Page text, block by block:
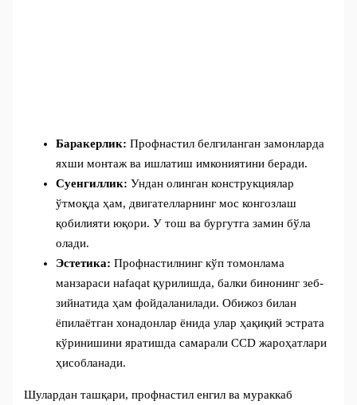
Баракерлик: Профнастил белгиланган замонларда
яхши монтаж ва ишлатиш имкониятини беради.
Суенгиллик: Ундан олинган конструкциялар
ўтмоқда ҳам, двигателларнинг мос конгозлаш
қобилияти юқори. У тош ва бургутга замин бўла
олади.
Эстетика: Профнастилнинг кўп томонлама
манзараси наfaqat қурилишда, балки бинонинг зеб-
зийнатида ҳам фойдаланилади. Обижоз билан
ёпилаётган хонадонлар ёнида улар ҳақиқий эстрата
кўринишини яратишда самарали CCD жароҳатлари
ҳисобланади.
Шулардан ташқари, профнастил енгил ва мураккаб